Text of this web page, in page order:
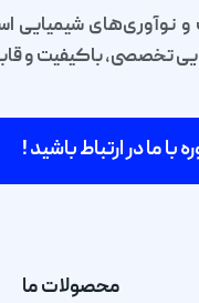
نوآوری‌های شیمیایی
تخصصی، باکیفیت و
با ما در ارتباط باشید !
محصولات ما